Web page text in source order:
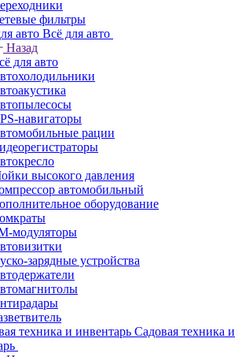
фильтры
Всё для авто
Назад
для авто
навигаторы
рации
высокого давления
автомобильный
оборудование
модуляторы
зарядные устройства
Садовая техника и